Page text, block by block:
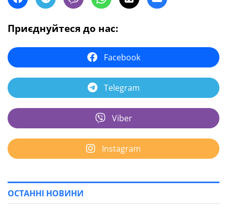
Приєднуйтеся до нас:
Facebook
Telegram
Viber
Instagram
ОСТАННІ НОВИНИ